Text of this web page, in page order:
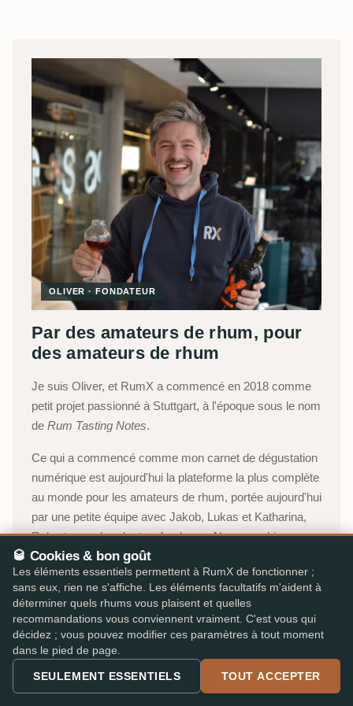
OLIVER · FONDATEUR
Par des amateurs de rhum, pour
des amateurs de rhum
Je suis Oliver, et RumX a commencé en 2018 comme
petit projet passionné à Stuttgart, à l'époque sous le nom
de Rum Tasting Notes.
Ce qui a commencé comme mon carnet de dégustation
numérique est aujourd'hui la plateforme la plus complète
au monde pour les amateurs de rhum, portée aujourd'hui
par une petite équipe avec Jakob, Lukas et Katharina,
Robert nous épaulant en freelance. Nous combinons
l'intelligence collective de notre communauté avec une
marketplace intégrée, pour choisir en toute confiance,
sans paperasse, détours ni jargon d'expert.
Oliver, Stuttgart
À propos de RumX →
🥃 Cookies & bon goût
Les éléments essentiels permettent à RumX de fonctionner ;
sans eux, rien ne s'affiche. Les éléments facultatifs m'aident à
déterminer quels rhums vous plaisent et quelles
recommandations vous conviennent vraiment. C'est vous qui
décidez ; vous pouvez modifier ces paramètres à tout moment
dans le pied de page.
SEULEMENT ESSENTIELS TOUT ACCEPTER